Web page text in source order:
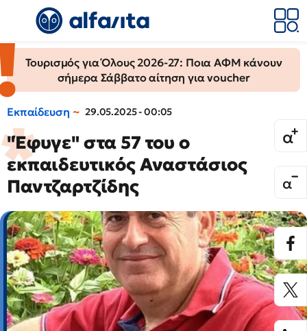
Τουρισμός για Όλους 2026-27: Ποια ΑΦΜ κάνουν
σήμερα Σάββατο αίτηση για voucher
Εκπαίδευση 29.05.2025 - 00:05
"Έφυγε" στα 57 του ο
εκπαιδευτικός Αναστάσιος
Παντζαρτζίδης